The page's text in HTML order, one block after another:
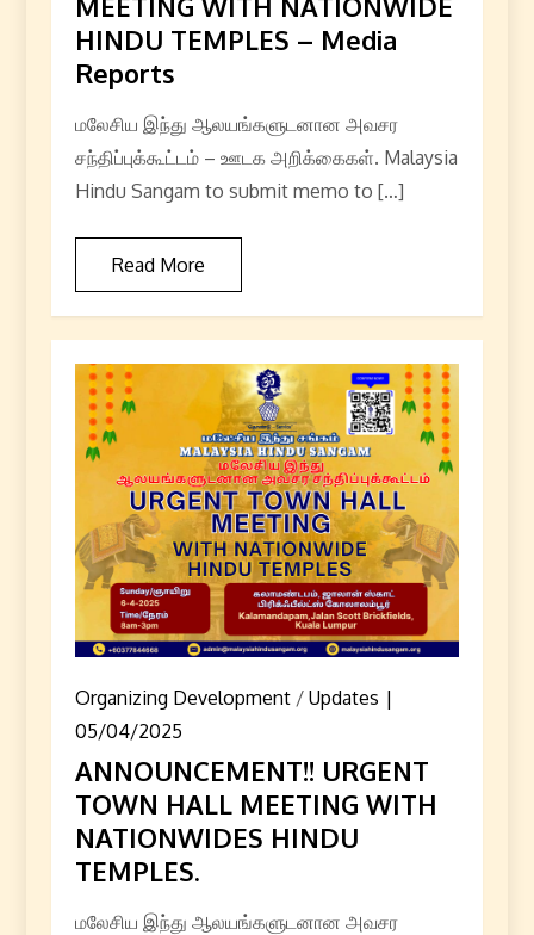
HINDU TEMPLES – Media
Reports
மலேசிய இந்து ஆலயங்களுடனான அவசர
சந்திப்புக்கூட்டம் – ஊடக அறிக்கைகள். Malaysia
Hindu Sangam to submit memo to […]
Read More
Organizing Development/ Updates
05/04/2025
ANNOUNCEMENT!! URGENT
TOWN HALL MEETING WITH
NATIONWIDES HINDU
TEMPLES.
மலேசிய இந்து ஆலயங்களுடனான அவசர